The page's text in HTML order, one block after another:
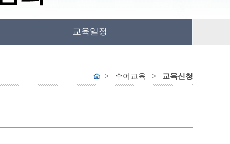
교육일정
> 수어교육 > 교육신청